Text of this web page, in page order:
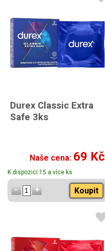
Durex Classic Extra
Safe 3ks
Naše cena: 69 Kč
K dispozici 15 a více ks
Koupit